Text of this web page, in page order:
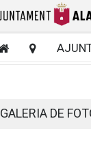
GALERIA DE